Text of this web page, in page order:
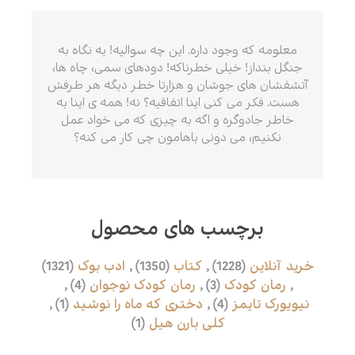
معلومه که وجود داره. این چه سوالیه! یه نگاه به
جنگل بنداز! خیلی خطرناکه! دودهای سمی، چاه ها،
آتشفشان های جوشان و هزارتا خطر دیگه هر طرفش
هست. فکر می کنی اینا اتفاقیه؟ نه! همه ی اینا به
خاطر جادوگره و اگه به چیزی که می خواد عمل
نکنیم، می دونی باهامون چی کار می کنه؟
برچسب های محصول
خرید آنلاین (1228)
, کتاب (1350)
, ادب بوک (1321)
, رمان کودک (3)
, رمان کودک نوجوان (4)
,
نیویورک تایمز (4)
, دختری که ماه را نوشید (1)
,
کلی بارن هیل (1)